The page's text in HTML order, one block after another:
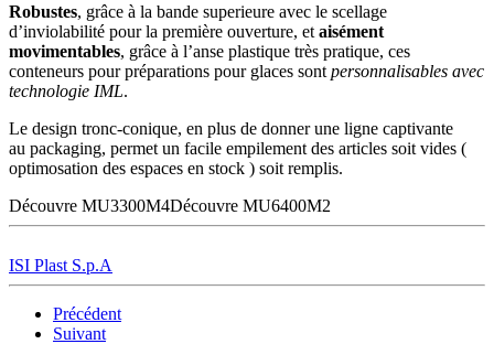
Robustes, grâce à la bande superieure avec le scellage
d’inviolabilité pour la première ouverture, et aisément
movimentables, grâce à l’anse plastique très pratique, ces
conteneurs pour préparations pour glaces sont personnalisables avec
technologie IML.
Le design tronc-conique, en plus de donner une ligne captivante
au packaging, permet un facile empilement des articles soit vides (
optimosation des espaces en stock ) soit remplis.
Découvre MU3300M4Découvre MU6400M2
ISI Plast S.p.A
Précédent
Suivant